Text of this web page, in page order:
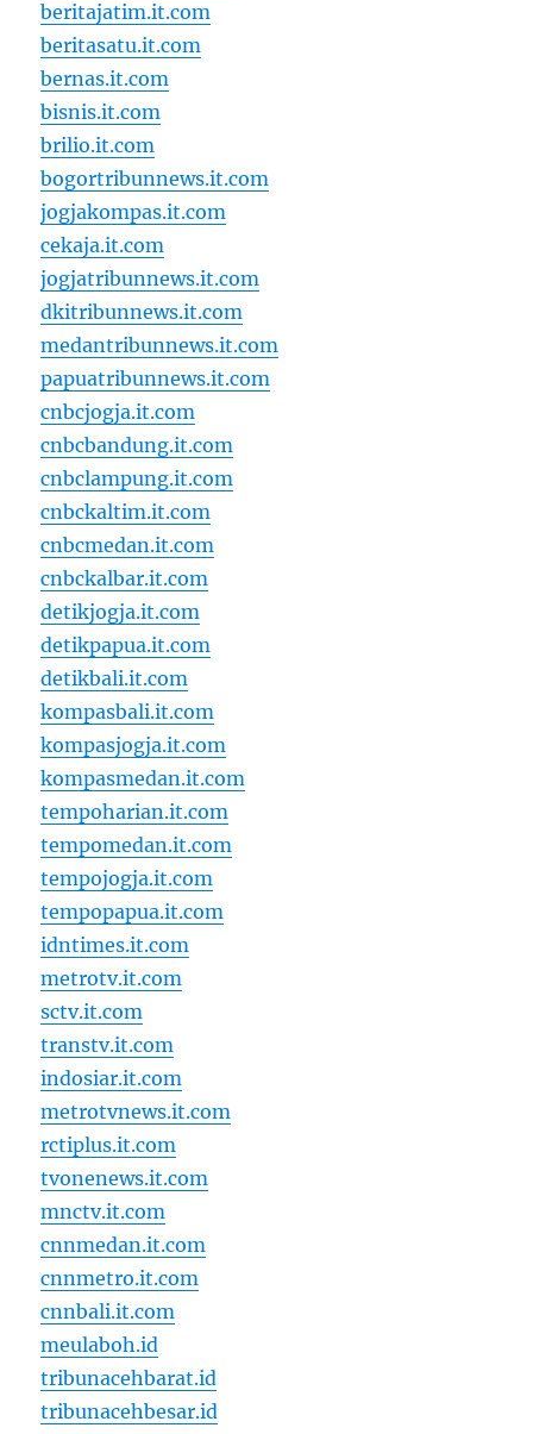
beritajatim.it.com
beritasatu.it.com
bernas.it.com
bisnis.it.com
brilio.it.com
bogortribunnews.it.com
jogjakompas.it.com
cekaja.it.com
jogjatribunnews.it.com
dkitribunnews.it.com
medantribunnews.it.com
papuatribunnews.it.com
cnbcjogja.it.com
cnbcbandung.it.com
cnbclampung.it.com
cnbckaltim.it.com
cnbcmedan.it.com
cnbckalbar.it.com
detikjogja.it.com
detikpapua.it.com
detikbali.it.com
kompasbali.it.com
kompasjogja.it.com
kompasmedan.it.com
tempoharian.it.com
tempomedan.it.com
tempojogja.it.com
tempopapua.it.com
idntimes.it.com
metrotv.it.com
sctv.it.com
transtv.it.com
indosiar.it.com
metrotvnews.it.com
rctiplus.it.com
tvonenews.it.com
mnctv.it.com
cnnmedan.it.com
cnnmetro.it.com
cnnbali.it.com
meulaboh.id
tribunacehbarat.id
tribunacehbesar.id